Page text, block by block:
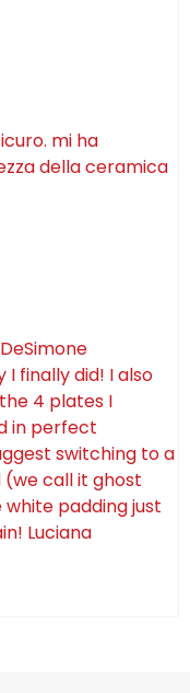
mi ha
della ceramica
finally did! I also
4 plates I
in perfect
switching to a
call it ghost
padding just
Luciana